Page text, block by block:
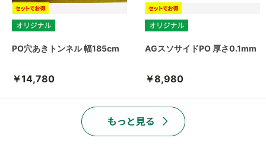
PO穴あきトンネル 幅185cm
￥14,780
AGスソサイドPO 厚さ0.1mm
￥8,980